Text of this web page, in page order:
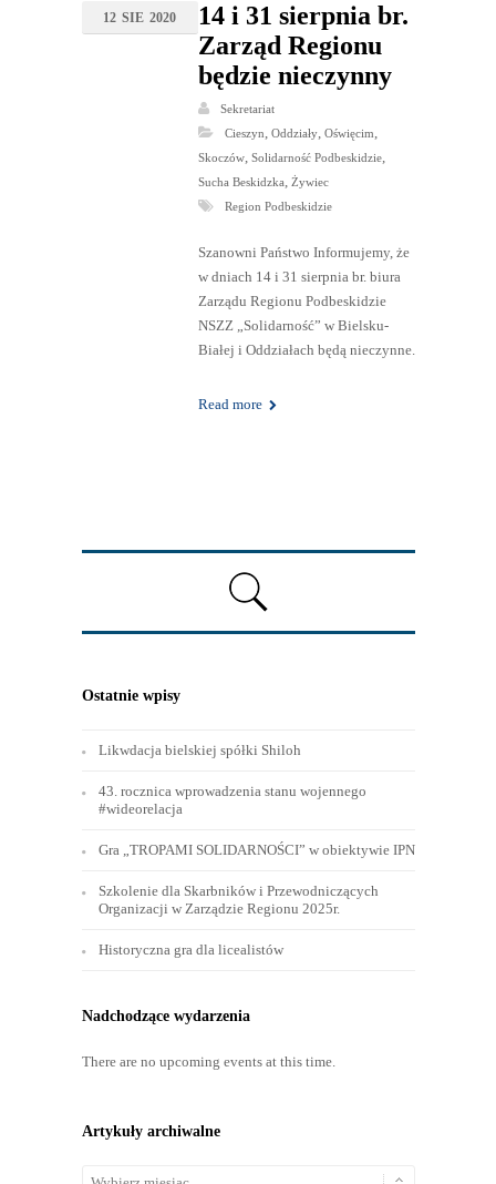
12 SIE 2020
14 i 31 sierpnia br.
Zarząd Regionu
będzie nieczynny
Sekretariat
Cieszyn, Oddziały, Oświęcim,
Skoczów, Solidarność Podbeskidzie,
Sucha Beskidzka, Żywiec
Region Podbeskidzie
Szanowni Państwo Informujemy, że
w dniach 14 i 31 sierpnia br. biura
Zarządu Regionu Podbeskidzie
NSZZ „Solidarność” w Bielsku-
Białej i Oddziałach będą nieczynne.
Read more
Ostatnie wpisy
Likwdacja bielskiej spółki Shiloh
43. rocznica wprowadzenia stanu wojennego
#wideorelacja
Gra „TROPAMI SOLIDARNOŚCI” w obiektywie IPN
Szkolenie dla Skarbników i Przewodniczących
Organizacji w Zarządzie Regionu 2025r.
Historyczna gra dla licealistów
Nadchodzące wydarzenia
There are no upcoming events at this time.
Artykuły archiwalne
Artykuły